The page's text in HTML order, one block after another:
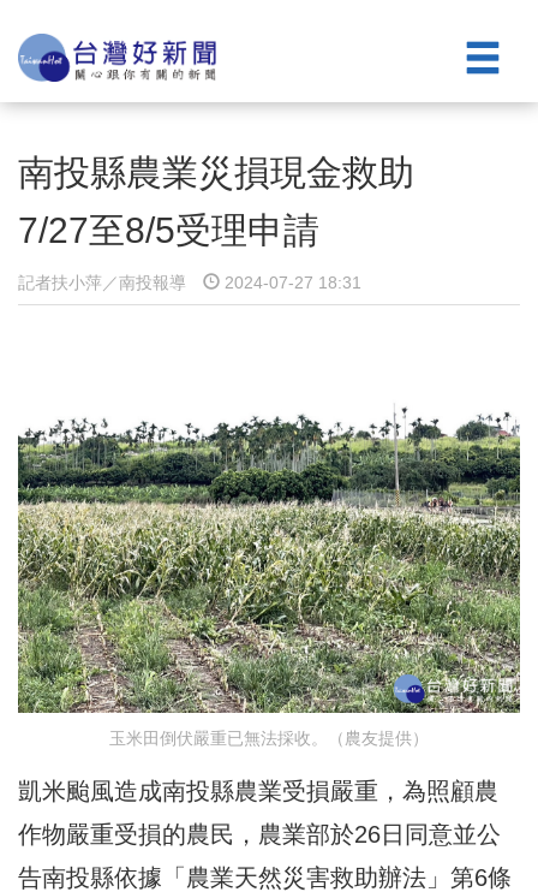
南投縣農業災損現金救助
7/27至8/5受理申請
記者扶小萍／南投報導 2024-07-27 18:31
玉米田倒伏嚴重已無法採收。（農友提供）
凱米颱風造成南投縣農業受損嚴重，為照顧農
作物嚴重受損的農民，農業部於26日同意並公
告南投縣依據「農業天然災害救助辦法」第6條